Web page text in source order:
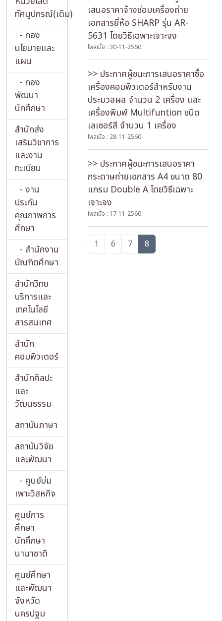
ทัศนูปกรณ์(เดิม)
- กอง
นโยบายและ
แผน
- กอง
พัฒนา
นักศึกษา
สำนักส่ง
เสริมวิชาการ
และงาน
ทะเบียน
- งาน
ประกัน
คุณภาพการ
ศึกษา
- สำนักงาน
บัณฑิตศึกษา
สำนักวิทย
บริการและ
เทคโนโลยี
สารสนเทศ
สำนัก
คอมพิวเตอร์
สำนักศิลปะ
และ
วัฒนธรรม
สถาบันภาษา
สถาบันวิจัย
และพัฒนา
- ศูนย์บ่ม
เพาะวิสหกิจ
ศูนย์การ
ศึกษา
นักศึกษา
นานาชาติ
ศูนย์ศึกษา
และพัฒนา
จังหวัด
นครปฐม
เสนอราคาจ้างซ่อมเครื่องถ่าย
เอกสารยี่ห้อ SHARP รุ่น AR-
5631 โดยวิธีเฉพาะเจาะจง
โพสเมื่อ : 30-11-2560
>> ประกาศผู้ชนะการเสนอราคาซื้อ
เครื่องคอมพิวเตอร์สำหรับงาน
ประมวลผล จำนวน 2 เครื่อง และ
เครื่องพิมพ์ Multifuntion ชนิด
เลเซอร์สี จำนวน 1 เครื่อง
โพสเมื่อ : 28-11-2560
>> ประกาศผู้ชนะการเสนอราคา
กระดาษถ่ายเอกสาร A4 ขนาด 80
แกรม Double A โดยวิธีเฉพาะ
เจาะจง
โพสเมื่อ : 17-11-2560
1 6 7 8